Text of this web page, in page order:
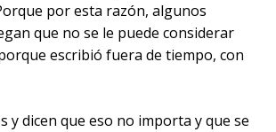
por esta razón, algunos
que no se le puede considerar
escribió fuera de tiempo, con
y dicen que eso no importa y que se